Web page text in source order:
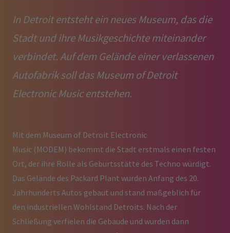
In Detroit entsteht ein neues Museum, das die
Stadt und ihre Musikgeschichte miteinander
verbindet. Auf dem Gelände einer verlassenen
Autofabrik soll das Museum of Detroit
Electronic Music entstehen.
Mit dem Museum of Detroit Electronic
Music (MODEM) bekommt die Stadt erstmals einen festen
Ort, der ihre Rolle als Geburtsstätte des Techno würdigt.
Das Gelände des Packard Plant wurden Anfang des 20.
Jahrhunderts Autos gebaut und stand maßgeblich für
den industriellen Wohlstand Detroits. Nach der
Schließung verfielen die Gebäude und wurden dann